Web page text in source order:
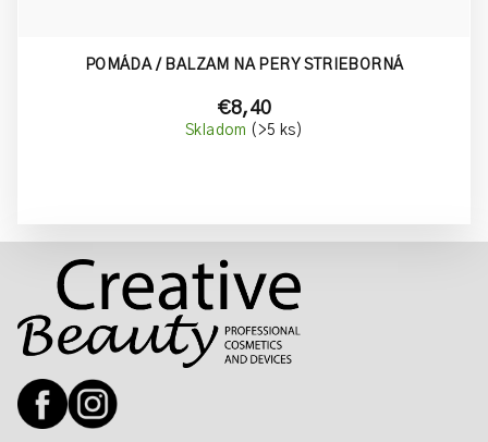
POMÁDA / BALZAM NA PERY STRIEBORNÁ
€8,40
Skladom (>5 ks)